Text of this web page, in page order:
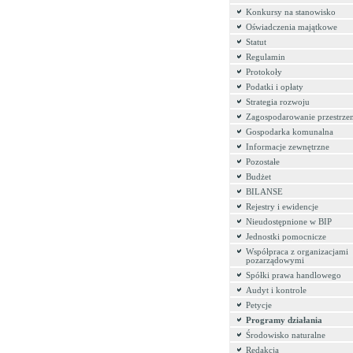
Konkursy na stanowisko
Oświadczenia majątkowe
Statut
Regulamin
Protokoły
Podatki i opłaty
Strategia rozwoju
Zagospodarowanie
Gospodarka komunalna
Informacje zewnętrzne
Pozostałe
Budżet
BILANSE
Rejestry i ewidencje
Nieudostępnione w BIP
Jednostki pomocnicze
Współpraca z organizacjami
pozarządowymi
Spółki prawa handlowego
Audyt i kontrole
Petycje
Programy działania
Środowisko naturalne
Redakcja